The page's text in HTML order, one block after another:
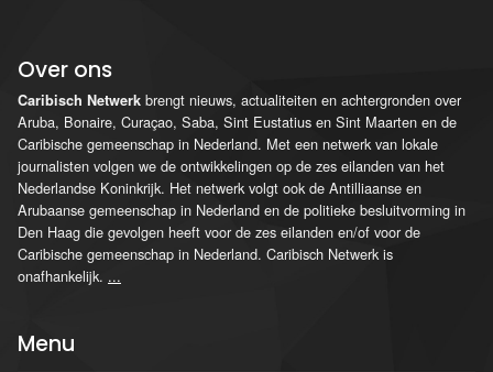
Over ons
Caribisch Netwerk brengt nieuws, actualiteiten en achtergronden over
Aruba, Bonaire, Curaçao, Saba, Sint Eustatius en Sint Maarten en de
Caribische gemeenschap in Nederland. Met een netwerk van lokale
journalisten volgen we de ontwikkelingen op de zes eilanden van het
Nederlandse Koninkrijk. Het netwerk volgt ook de Antilliaanse en
Arubaanse gemeenschap in Nederland en de politieke besluitvorming in
Den Haag die gevolgen heeft voor de zes eilanden en/of voor de
Caribische gemeenschap in Nederland. Caribisch Netwerk is
onafhankelijk. ...
Menu